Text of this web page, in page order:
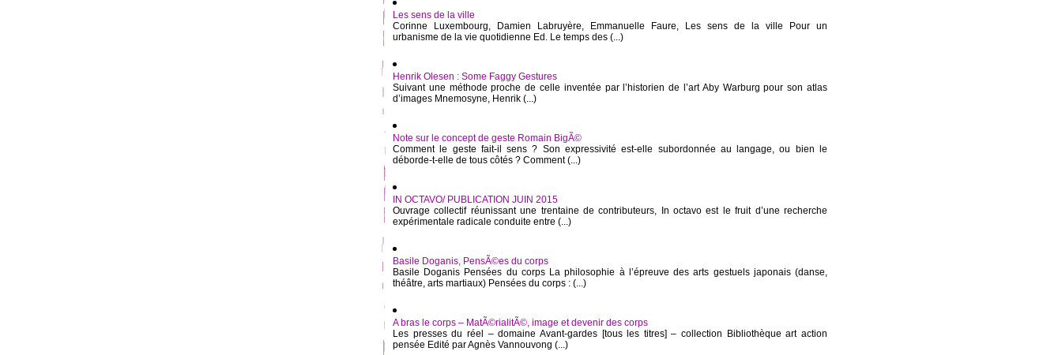
Les sens de la ville
Corinne Luxembourg, Damien Labruyère, Emmanuelle Faure, Les sens de la ville Pour un
urbanisme de la vie quotidienne Ed. Le temps des (...)
Henrik Olesen : Some Faggy Gestures
Suivant une méthode proche de celle inventée par l’historien de l’art Aby Warburg pour son atlas
d’images Mnemosyne, Henrik (...)
Note sur le concept de geste Romain BigÃ©
Comment le geste fait-il sens ? Son expressivité est-elle subordonnée au langage, ou bien le
déborde-t-elle de tous côtés ? Comment (...)
IN OCTAVO/ PUBLICATION JUIN 2015
Ouvrage collectif réunissant une trentaine de contributeurs, In octavo est le fruit d’une recherche
expérimentale radicale conduite entre (...)
Basile Doganis, PensÃ©es du corps
Basile Doganis Pensées du corps La philosophie à l’épreuve des arts gestuels japonais (danse,
théâtre, arts martiaux) Pensées du corps : (...)
A bras le corps – MatÃ©rialitÃ©, image et devenir des corps
Les presses du réel – domaine Avant-gardes [tous les titres] – collection Bibliothèque art action
pensée Edité par Agnès Vannouvong (...)